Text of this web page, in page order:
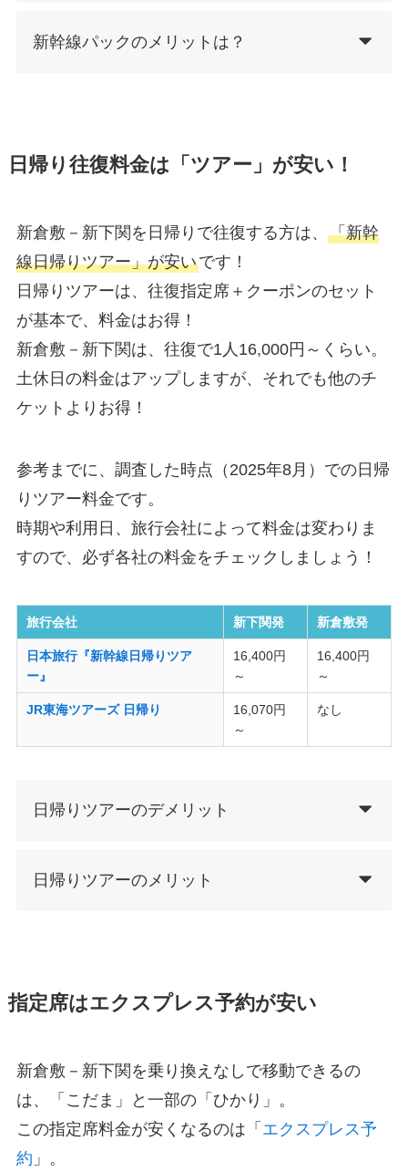
新幹線パックのメリットは？
日帰り往復料金は「ツアー」が安い！
新倉敷－新下関を日帰りで往復する方は、 「新幹
線日帰りツアー」が安いです！
日帰りツアーは、往復指定席＋クーポンのセット
が基本で、料金はお得！
新倉敷－新下関は、往復で1人16,000円～くらい。
土休日の料金はアップしますが、それでも他のチ
ケットよりお得！
参考までに、調査した時点（2025年8月）での日帰
りツアー料金です。
時期や利用日、旅行会社によって料金は変わりま
すので、必ず各社の料金をチェックしましょう！
旅行会社 新下関発 新倉敷発
日本旅行『新幹線日帰りツア
ー』
16,400円
～
16,400円
～
JR東海ツアーズ 日帰り
16,070円
～
なし
日帰りツアーのデメリット
日帰りツアーのメリット
指定席はエクスプレス予約が安い
新倉敷－新下関を乗り換えなしで移動できるの
は、「こだま」と一部の「ひかり」。
この指定席料金が安くなるのは「 エクスプレス予
約 」。